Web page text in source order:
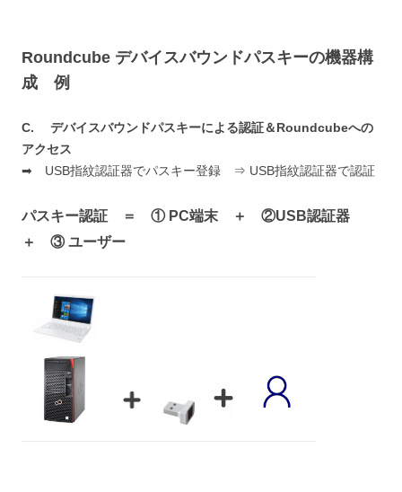
Roundcube デバイスバウンドパスキーの機器構
成 例
C. デバイスバウンドパスキーによる認証＆Roundcubeへの
アクセス
➡ USB指紋認証器でパスキー登録 ⇒ USB指紋認証器で認証
パスキー認証 ＝ ① PC端末 ＋ ②USB認証器
＋ ③ ユーザー